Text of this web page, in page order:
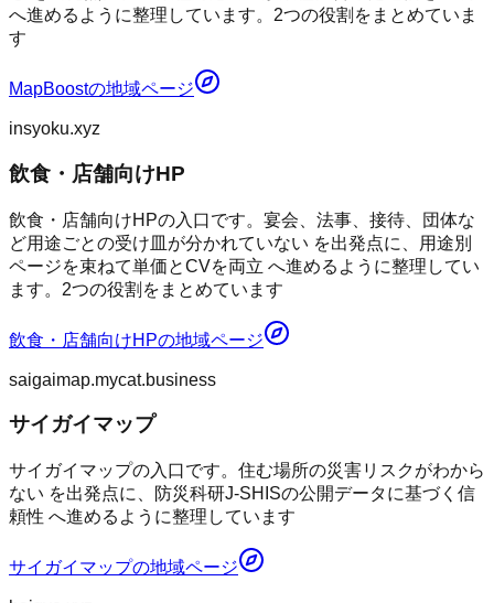
へ進めるように整理しています。2つの役割をまとめていま
す
MapBoostの地域ページ
insyoku.xyz
飲食・店舗向けHP
飲食・店舗向けHPの入口です。宴会、法事、接待、団体な
ど用途ごとの受け皿が分かれていない を出発点に、用途別
ページを束ねて単価とCVを両立 へ進めるように整理してい
ます。2つの役割をまとめています
飲食・店舗向けHPの地域ページ
saigaimap.mycat.business
サイガイマップ
サイガイマップの入口です。住む場所の災害リスクがわから
ない を出発点に、防災科研J-SHISの公開データに基づく信
頼性 へ進めるように整理しています
サイガイマップの地域ページ